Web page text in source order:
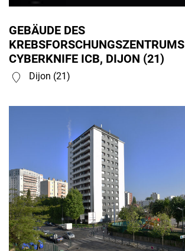
GEBÄUDE DES
KREBSFORSCHUNGSZENTRUMS
CYBERKNIFE ICB, DIJON (21)
Dijon (21)